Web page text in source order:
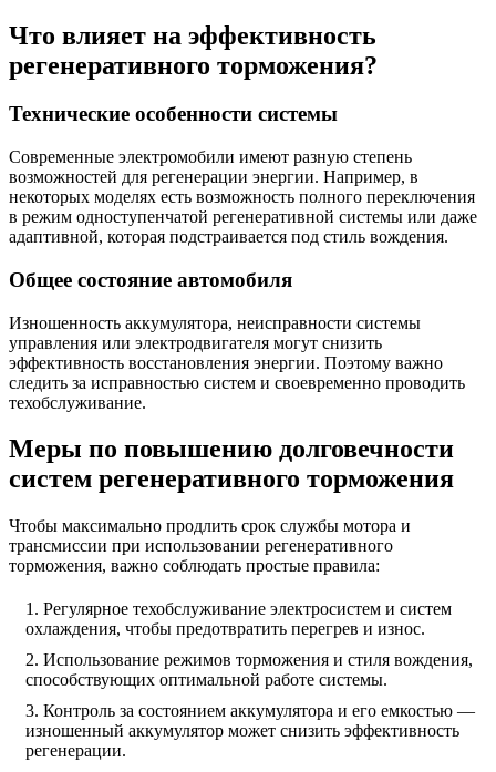
Что влияет на эффективность
регенеративного торможения?
Технические особенности системы
Современные электромобили имеют разную степень
возможностей для регенерации энергии. Например, в
некоторых моделях есть возможность полного переключения
в режим одноступенчатой регенеративной системы или даже
адаптивной, которая подстраивается под стиль вождения.
Общее состояние автомобиля
Изношенность аккумулятора, неисправности системы
управления или электродвигателя могут снизить
эффективность восстановления энергии. Поэтому важно
следить за исправностью систем и своевременно проводить
техобслуживание.
Меры по повышению долговечности
систем регенеративного торможения
Чтобы максимально продлить срок службы мотора и
трансмиссии при использовании регенеративного
торможения, важно соблюдать простые правила:
Регулярное техобслуживание электросистем и систем
охлаждения, чтобы предотвратить перегрев и износ.
Использование режимов торможения и стиля вождения,
способствующих оптимальной работе системы.
Контроль за состоянием аккумулятора и его емкостью —
изношенный аккумулятор может снизить эффективность
регенерации.